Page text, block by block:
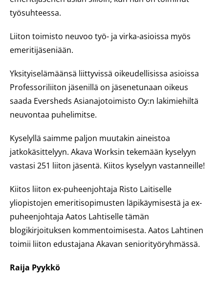
työsuhteessa.
Liiton toimisto neuvoo työ- ja virka-asioissa myös
emeritijäseniään.
Yksityiselämäänsä liittyvissä oikeudellisissa asioissa
Professoriliiton jäsenillä on jäsenetunaan oikeus
saada Eversheds Asianajotoimisto Oy:n lakimiehiltä
neuvontaa puhelimitse.
Kyselyllä saimme paljon muutakin aineistoa
jatkokäsittelyyn. Akava Worksin tekemään kyselyyn
vastasi 251 liiton jäsentä. Kiitos kyselyyn vastanneille!
Kiitos liiton ex-puheenjohtaja Risto Laitiselle
yliopistojen emeritisopimusten läpikäymisestä ja ex-
puheenjohtaja Aatos Lahtiselle tämän
blogikirjoituksen kommentoimisesta. Aatos Lahtinen
toimii liiton edustajana Akavan seniorityöryhmässä.
Raija Pyykkö